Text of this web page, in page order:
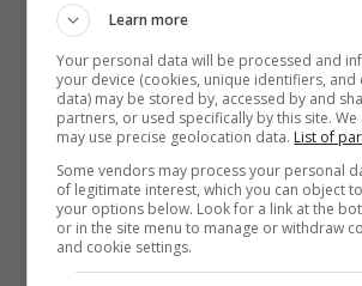
Ucraina, Zelenski cita
inglesi: “Combatteremo e
perderemo”
Learn more
Your personal data will be processed and
your device (cookies, unique identifiers, and
data) may be stored by, accessed by and
partners, or used specifically by this site.
may use precise geolocation data. List of
Some vendors may process your personal
of legitimate interest, which you can object
your options below. Look for a link at the
or in the site menu to manage or withdraw
and cookie settings.